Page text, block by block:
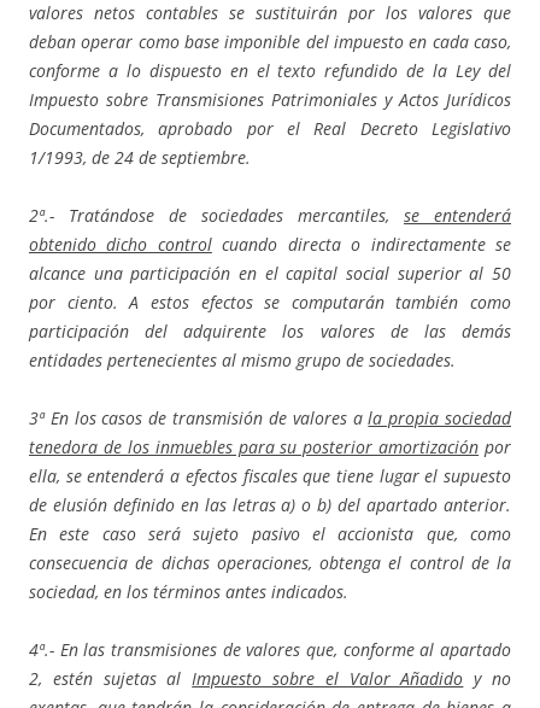
valores netos contables se sustituirán por los valores que
deban operar como base imponible del impuesto en cada caso,
conforme a lo dispuesto en el texto refundido de la Ley del
Impuesto sobre Transmisiones Patrimoniales y Actos Jurídicos
Documentados, aprobado por el Real Decreto Legislativo
1/1993, de 24 de septiembre.
2ª.- Tratándose de sociedades mercantiles, se entenderá
obtenido dicho controlcuando directa o indirectamente se
alcance una participación en el capital social superior al 50
por ciento. A estos efectos se computarán también como
participación del adquirente los valores de las demás
entidades pertenecientes al mismo grupo de sociedades.
3ª En los casos de transmisión de valores ala propia sociedad
tenedora de los inmuebles para su posterior amortización por
ella, se entenderá a efectos fiscales que tiene lugar el supuesto
de elusión definido en las letras a) o b) del apartado anterior.
En este caso será sujeto pasivo el accionista que, como
consecuencia de dichas operaciones, obtenga el control de la
sociedad, en los términos antes indicados.
4ª.- En las transmisiones de valores que, conforme al apartado
2, estén sujetas alImpuesto sobre el Valor Añadido y no